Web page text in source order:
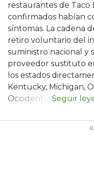
restaurantes de Taco
confirmados habían
síntomas. La cadena
retiro voluntario del
suministro nacional y
proveedor sustituto
los estados
Kentucky, Michigan,
Occidental.